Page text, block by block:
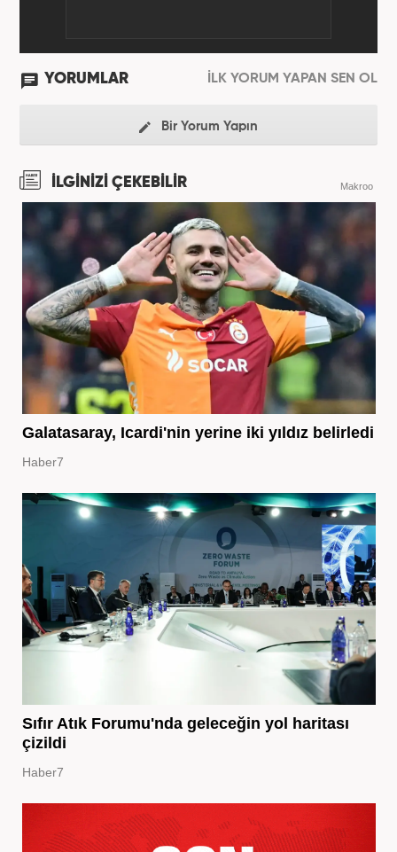
YORUMLAR İLK YORUM YAPAN SEN OL
Bir Yorum Yapın
İLGİNİZİ ÇEKEBİLİR Makroo
Galatasaray, Icardi'nin yerine iki yıldız belirledi
Haber7
Sıfır Atık Forumu'nda geleceğin yol haritası
çizildi
Haber7